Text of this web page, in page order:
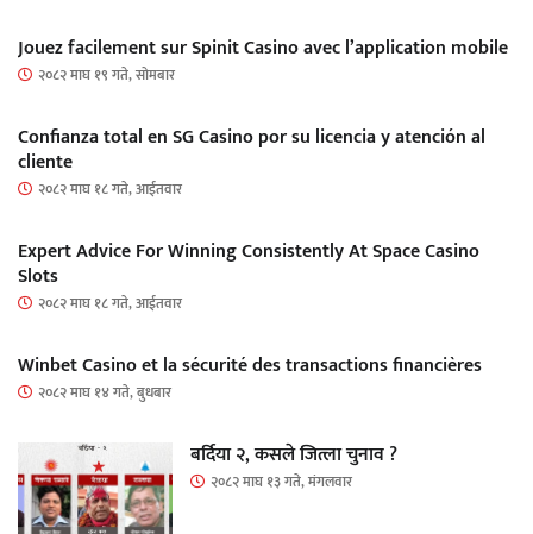
Jouez facilement sur Spinit Casino avec l’application mobile
२०८२ माघ १९ गते, सोमबार
Confianza total en SG Casino por su licencia y atención al
cliente
२०८२ माघ १८ गते, आईतवार
Expert Advice For Winning Consistently At Space Casino
Slots
२०८२ माघ १८ गते, आईतवार
Winbet Casino et la sécurité des transactions financières
२०८२ माघ १४ गते, बुधबार
बर्दिया २, कसले जित्ला चुनाव ?
२०८२ माघ १३ गते, मंगलवार